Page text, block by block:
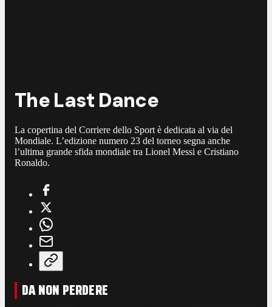
The Last Dance
La copertina del Corriere dello Sport è dedicata al via del
Mondiale. L’edizione numero 23 del torneo segna anche
l’ultima grande sfida mondiale tra Lionel Messi e Cristiano
Ronaldo.
DA NON PERDERE